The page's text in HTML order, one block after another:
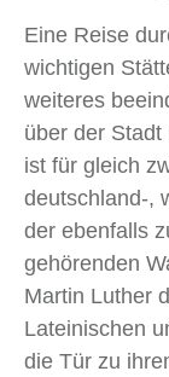
Eine Reise
wichtigen
weiteres
über der
ist für gleich
deutschland-,
der ebenfalls
gehörenden
Martin Luther
Lateinischen
die Tür zu